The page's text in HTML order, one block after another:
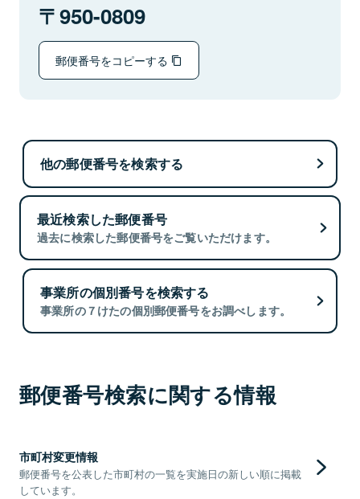
950-0809
郵便番号をコピーする
他の郵便番号を検索する
最近検索した郵便番号
過去に検索した郵便番号をご覧いただけます。
事業所の個別番号を検索する
事業所の７けたの個別郵便番号をお調べします。
郵便番号検索に関する情報
市町村変更情報
郵便番号を公表した市町村の一覧を実施日の新しい順に掲載
しています。